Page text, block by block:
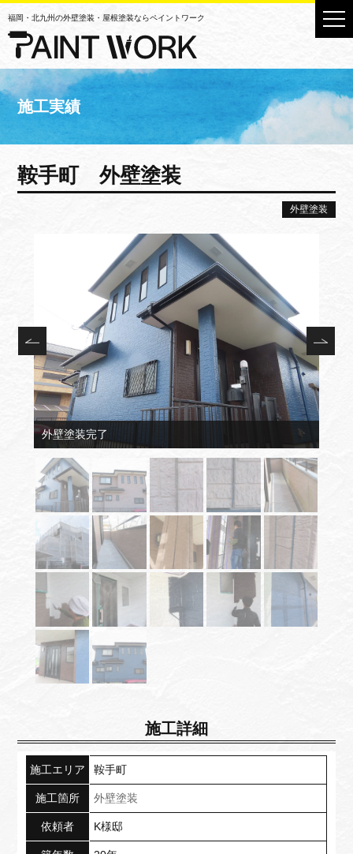
福岡・北九州の外壁塗装・屋根塗装ならペイントワーク
施工実績
鞍手町 外壁塗装
外壁塗装
外壁塗装完了
施工詳細
施工エリア 鞍手町
施工箇所 外壁塗装
依頼者 K様邸